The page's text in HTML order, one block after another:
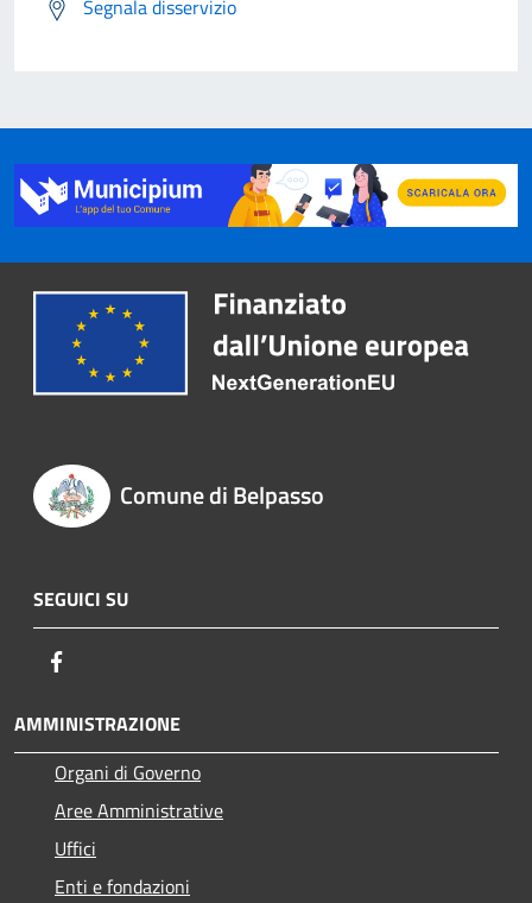
Segnala disservizio
Comune di Belpasso
SEGUICI SU
AMMINISTRAZIONE
Organi di Governo
Aree Amministrative
Uffici
Enti e fondazioni